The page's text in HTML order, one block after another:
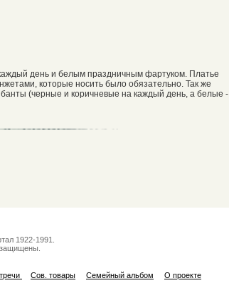
день и белым праздничным фартуком. Платье
которые носить было обязательно. Так же
банты (черные и коричневые на каждый день, а белые -
1922-1991.
Сов. товары Семейный альбом О проекте